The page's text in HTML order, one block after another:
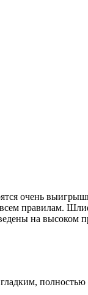
очень
всем правилам.
на высоком